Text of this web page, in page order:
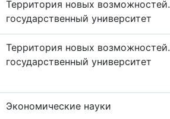
Территория новых
государственный университет
Территория новых
государственный университет
Экономические науки